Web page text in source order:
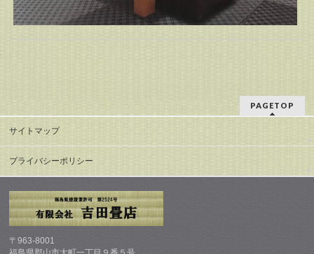
PAGETOP
サイトマップ
プライバシーポリシー
〒963-8001